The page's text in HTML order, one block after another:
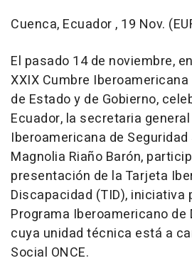
Cuenca, Ecuador , 19 Nov.
El pasado 14 de noviembre,
XXIX Cumbre
de Estado y de Gobierno,
Ecuador, la secretaria
Iberoamericana de Seguridad
Magnolia Riaño Barón,
presentación de la Tarjeta
Discapacidad (TID), iniciativa
Programa Iberoamericano de
cuya unidad técnica está a
Social ONCE.